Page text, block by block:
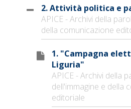
2. Attività politica e
APICE - Archivi della
della comunicazione
1. "Campagna
Liguria"
APICE - Archivi della
dell'immagine e della
editoriale